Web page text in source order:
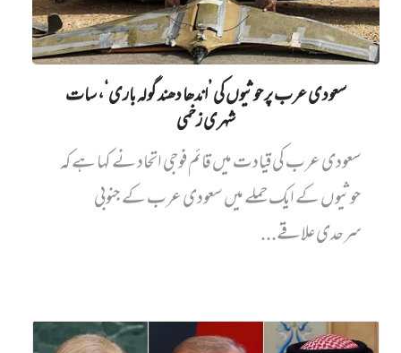
سعودی عرب پر حوثیوں کی ’اندھا دھند گولہ باری‘، سات
شہری زخمی
سعودی عرب کی قیادت میں قائم فوجی اتحاد نے کہا ہے کہ
حوثیوں کے ایک حملے میں سعودی عرب کے جنوبی
سرحدی علاقے...